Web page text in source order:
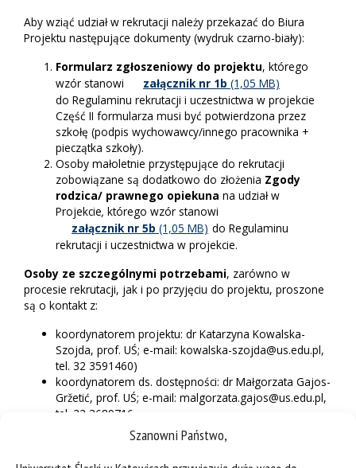
Szanowni Państwo,
Aby wziąć udział w rekrutacji należy przekazać do Biura
Projektu następujące dokumenty (wydruk czarno-biały):
Formularz zgłoszeniowy do projektu, którego
wzór stanowi
załącznik nr 1b
do Regulaminu rekrutacji i uczestnictwa w projekcie
Część II formularza musi być potwierdzona przez
szkołę (podpis wychowawcy/innego pracownika +
pieczątka szkoły).
Osoby małoletnie przystępujące do rekrutacji
zobowiązane są dodatkowo do złożenia Zgody
rodzica/ prawnego opiekuna na udział w
Projekcie, którego wzór stanowi
załącznik nr 5b
do Regulaminu
rekrutacji i uczestnictwa w projekcie.
Osoby ze szczególnymi potrzebami, zarówno w
procesie rekrutacji, jak i po przyjęciu do projektu, proszone
są o kontakt z:
koordynatorem projektu: dr Katarzyna Kowalska-
Szojda, prof. UŚ; e-mail: kowalska-szojda@us.edu.pl,
tel. 32 3591460)
koordynatorem ds. dostępności: dr Małgorzata Gajos-
Gržetić, prof. UŚ; e-mail: malgorzata.gajos@us.edu.pl,
tel. 32 3689716
Centrum Obsługi Studentów: e-mail:
dlastudenta@us.edu.pl;